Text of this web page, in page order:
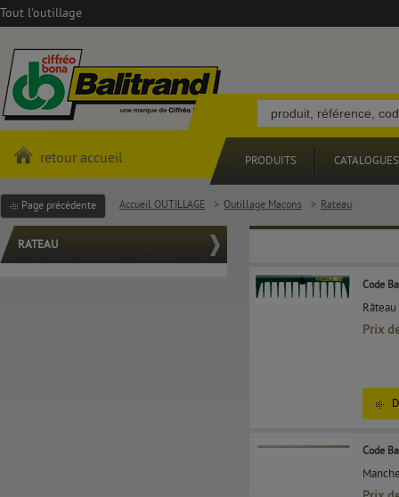
Tout l'outillage
retour accueil PRODUITS CATALOGUES
Page précédente Accueil OUTILLAGE > Outillage Maçons > Rateau
RATEAU
Code
Prix
Code